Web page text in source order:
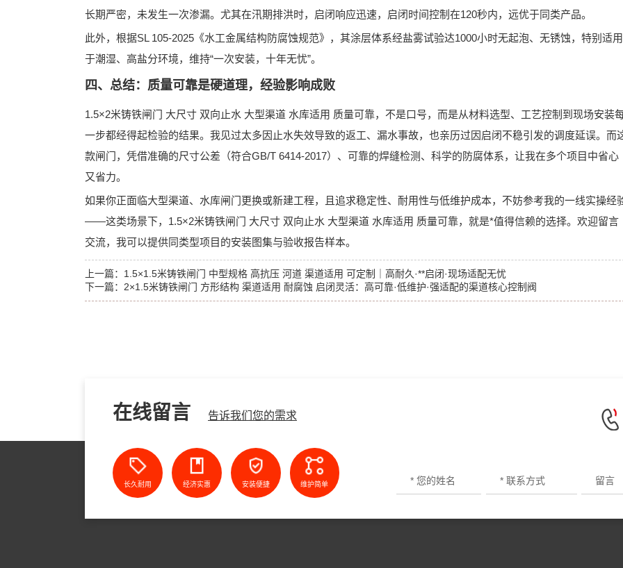
长期严密，未发生一次渗漏。尤其在汛期排洪时，启闭响应迅速， 启闭时间控制在120秒内，远优于同类产品。
此外，根据SL 105-2025《水工金属结构防腐蚀规范》 ，其涂层体系经盐雾试验达1000小时无起泡、无锈蚀，特别适用
于潮湿、高盐分环境，维持“一次安装，十年无忧”。
四、总结：质量可靠是硬道理，经验影响成败
1.5×2米铸铁闸门 大尺寸 双向止水 大型渠道 水库适用 质量可靠，不是口号，而是从材料选型、工艺控制到现场安装
一步都经得起检验的结果。我见过太多因止水失效导致的返工、漏水事故，也亲历过因启闭不稳引发的调度延误。而
款闸门，凭借准确的尺寸公差（符合GB/T 6414-2017）、可靠的焊缝检测、科学的防腐体系，让我在多个项目中省心
又省力。
如果你正面临大型渠道、水库闸门更换或新建工程，且追求稳定性、耐用性与低维护成本，不妨参考我的一线实操经
——这类场景下，1.5×2米铸铁闸门 大尺寸 双向止水 大型渠道 水库适用 质量可靠，就是*值得信赖的选择。欢迎留言
交流，我可以提供同类型项目的安装图集与验收报告样本。
上一篇： 1.5×1.5米铸铁闸门 中型规格 高抗压 河道 渠道适用 可定制｜高耐久·**启闭·现场适配无忧
下一篇： 2×1.5米铸铁闸门 方形结构 渠道适用 耐腐蚀 启闭灵活：高可靠·低维护·强适配的渠道核心控制阀
在线留言 告诉我们您的需求
长久耐用 经济实惠 安装便捷 维护简单